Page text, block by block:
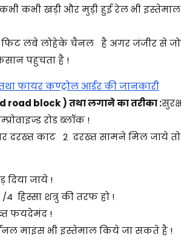
कभी खड़ी और मुड़ी हुई रेल भी
फिट लंबे लोहेके चैनल है अगर जंजीर से
पहुचता है !
फायर कण्ट्रोल आर्डर की जानकारी
road block ) तथा लगाने का तरीका :
रोड ब्लॉक !
पर दरख्त काट 2 दरख्त सामने मिल जाये
जाये !
4 हिस्सा शत्रु की तरफ हो !
फयदेमंद !
माइंस भी इस्तेमाल किये जा सकते है !